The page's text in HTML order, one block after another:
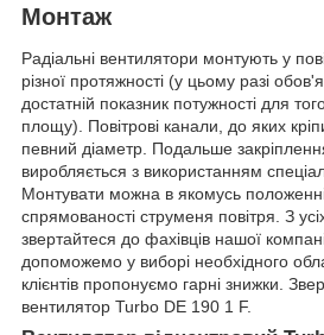
Монтаж
Радіальні вентилятори монтують у
різної протяжності (у цьому разі
достатній показник потужності для
площу). Повітрові канали, до яких
певний діаметр. Подальше
виробляється з використанням
Монтувати можна в якомусь
спрямованості струменя повітря. З
звертайтеся до фахівців нашої
допоможемо у виборі необхідного
клієнтів пропонуємо гарні знижки.
вентилятор Turbo DE 190 1 F.